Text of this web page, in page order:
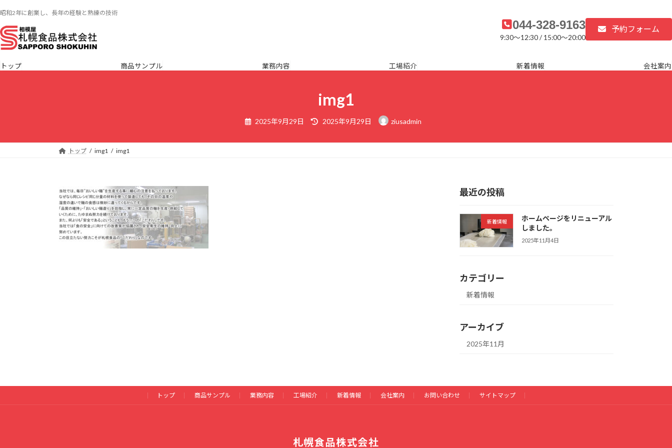
ン
テ
ン
へ
ビ
ゲ
ー
ョ
昭和2年に創業し、長年の経験と熟練の技術
044-328-9163
9:30～12:30 / 15:00～20:00
予約フォーム
トップ 商品サンプル 業務内容 工場紹介 新着情報 会社案内
img1
2025年9月29日
最
終
日
2025年9月29日 ziusadmin
トップ img1 img1
最近の投稿
新着情報
ホームページをリニューアル
しました。
2025年11月4日
カテゴリー
新着情報
アーカイブ
2025年11月
トップ 商品サンプル 業務内容 工場紹介 新着情報 会社案内 お問い合わせ サイトマップ
札幌食品株式会社